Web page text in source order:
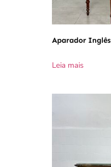
Aparador Inglês
Leia mais